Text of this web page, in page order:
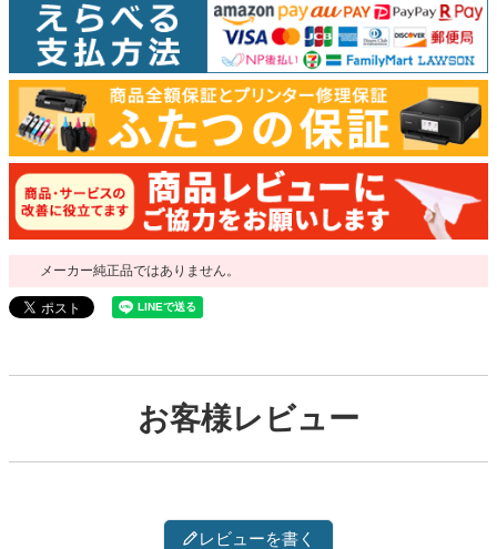
メーカー純正品ではありません。
お客様レビュー
レビューを書く